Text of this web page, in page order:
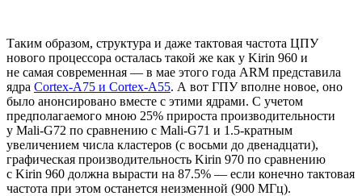
Таким образом, структура и даже тактовая частота ЦПУ
нового процессора осталась такой же как у Kirin 960 и
не самая современная — в мае этого года ARM представила
ядра Cortex-A75 и Cortex-A55. А вот ГПУ вполне новое, оно
было анонсировано вместе с этими ядрами. С учетом
предполагаемого мною 25% прироста производительности
у Mali-G72 по сравнению с Mali-G71 и 1.5-кратным
увеличением числа кластеров (с восьми до двенадцати),
графическая производительность Kirin 970 по сравнению
с Kirin 960 должна вырасти на 87.5% — если конечно тактовая
частота при этом останется неизменной (900 МГц).